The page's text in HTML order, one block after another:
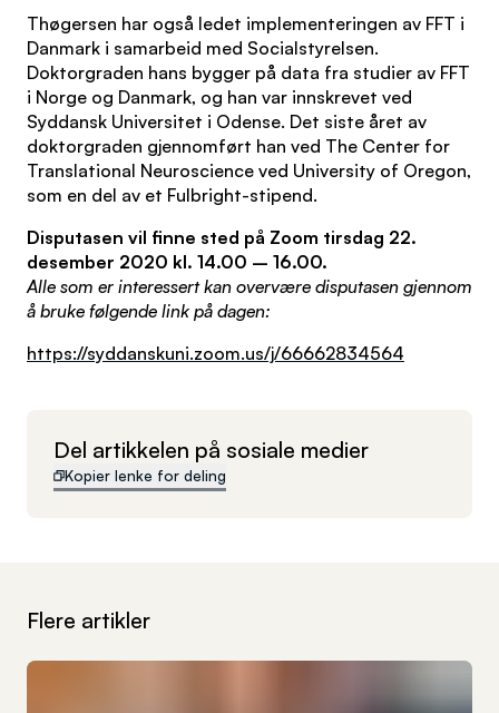
Thøgersen har også ledet implementeringen av FFT i
Danmark i samarbeid med Socialstyrelsen.
Doktorgraden hans bygger på data fra studier av FFT
i Norge og Danmark, og han var innskrevet ved
Syddansk Universitet i Odense. Det siste året av
doktorgraden gjennomført han ved The Center for
Translational Neuroscience ved University of Oregon,
som en del av et Fulbright-stipend.
Disputasen vil finne sted på Zoom tirsdag 22.
desember 2020 kl. 14.00 – 16.00.
Alle som er interessert kan overvære disputasen gjennom
å bruke følgende link på dagen:
https://syddanskuni.zoom.us/j/66662834564
Del artikkelen på sosiale medier
Kopier lenke for deling
Flere artikler